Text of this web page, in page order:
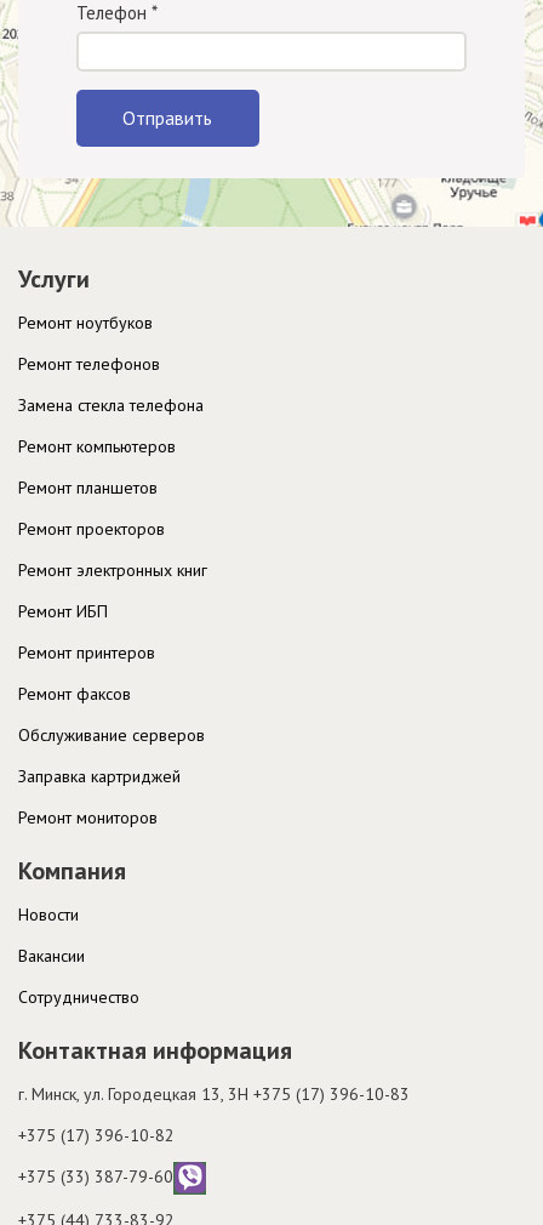
Телефон *
Отправить
Услуги
Ремонт ноутбуков
Ремонт телефонов
Замена стекла телефона
Ремонт компьютеров
Ремонт планшетов
Ремонт проекторов
Ремонт электронных книг
Ремонт ИБП
Ремонт принтеров
Ремонт факсов
Обслуживание серверов
Заправка картриджей
Ремонт мониторов
Компания
Новости
Вакансии
Cотрудничество
Контактная информация
г. Минск, ул. Городецкая 13, 3H +375 (17) 396-10-83
+375 (17) 396-10-82
+375 (33) 387-79-60
+375 (44) 733-83-92